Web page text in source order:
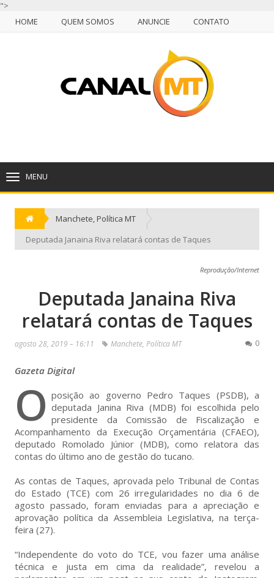
">
HOME
QUEM SOMOS ANUNCIE
CONTATO
ANUNCIE
CUIABÁ, QUINTA-FEIRA, 06 DE AGOSTO DE 2026
MENU
Manchete,Política MT
Deputada Janaina Riva relatará contas de Taques
Reprodução/Internet
Deputada Janaina Riva
relatará contas de Taques
agosto 28, 2019 – 16:11 Manchete, Política MT 0
Gazeta Digital
O posição ao governo Pedro Taques (PSDB), a
deputada Janina Riva (MDB) foi escolhida pelo
presidente da Comissão de Fiscalização e
Acompanhamento da Execução Orçamentária (CFAEO),
deputado Romolado Júnior (MDB), como relatora das
contas do último ano de gestão do tucano.
As contas de Taques, aprovada pelo Tribunal de Contas
do Estado (TCE) com 26 irregularidades no dia 6 de
agosto passado, foram enviadas para a apreciação e
aprovação política da Assembleia Legislativa, na terça-
feira (27).
“Independente do voto do TCE, vou fazer uma análise
técnica e justa em cima da realidade”, revelou a